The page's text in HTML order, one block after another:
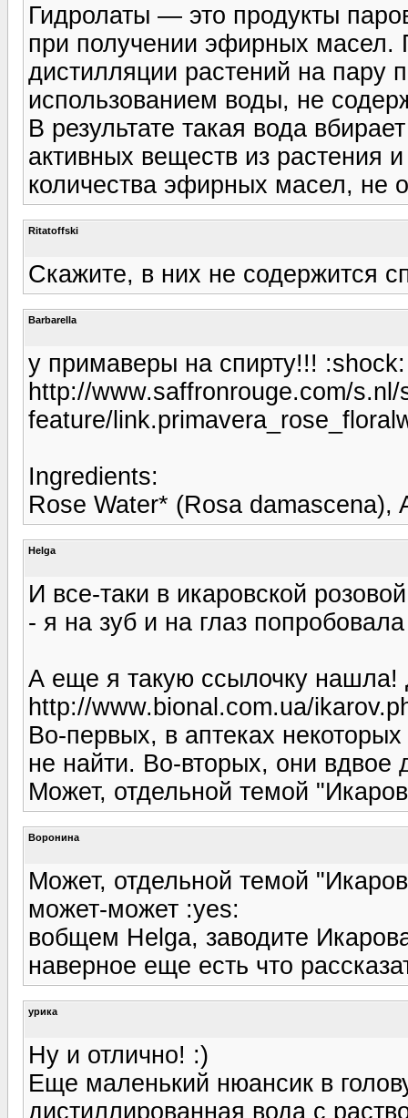
Гидролаты — это продукты
при получении эфирных масел.
дистилляции растений на пару
использованием воды, не
В результате такая вода
активных веществ из растения
количества эфирных масел, не
Ritatoffski
Скажите, в них не содержится
Barbarella
у примаверы на спирту!!! :shock:
http://www.saffronrouge.com/
feature/
Ingredients:
Rose Water* (Rosa damascena),
Helga
И все-таки в икаровской
- я на зуб и на глаз
А еще я такую ссылочку нашла!
http://www.bional.com.ua/
Во-первых, в аптеках
не найти. Во-вторых, они вдвое
Может, отдельной темой
Воронина
Может, отдельной темой
может-может :yes:
вобщем Helga, заводите
наверное еще есть что
урика
Ну и отлично! :)
Еще маленький нюансик в
дистиллированная вода с